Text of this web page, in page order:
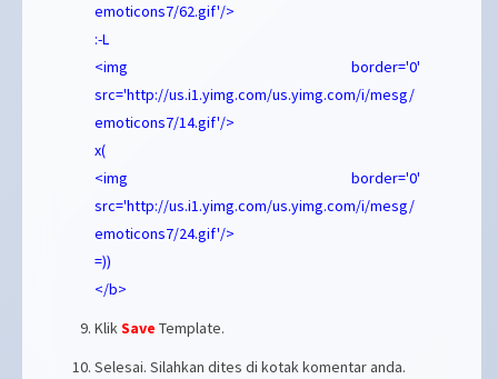
emoticons7/62.gif'/>
:-L
<img border='0'
src='http://us.i1.yimg.com/us.yimg.com/i/mesg/
emoticons7/14.gif'/>
x(
<img border='0'
src='http://us.i1.yimg.com/us.yimg.com/i/mesg/
emoticons7/24.gif'/>
=))
</b>
KlikSave Template.
Selesai. Silahkan dites di kotak komentar anda.